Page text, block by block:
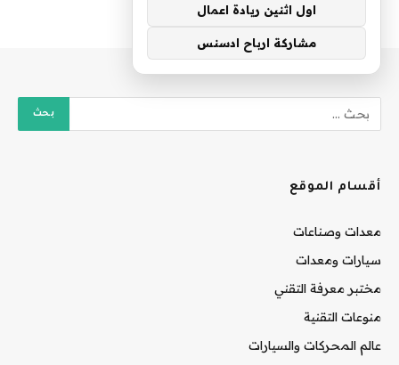
أقسام الموقع
معدات وصناعات
سيارات ومعدات
مختبر معرفة التقني
منوعات التقنية
عالم المحركات والسيارات
اول اثنين ريادة اعمال
مشاركة ارباح ادسنس